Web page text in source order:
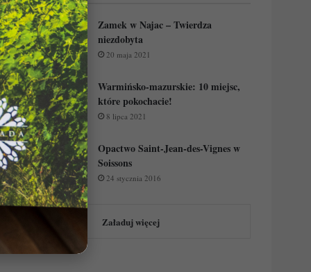
Zamek w Najac – Twierdza
niezdobyta
20 maja 2021
Warmińsko-mazurskie: 10 miejsc,
które pokochacie!
8 lipca 2021
Opactwo Saint-Jean-des-Vignes w
Soissons
24 stycznia 2016
Załaduj więcej